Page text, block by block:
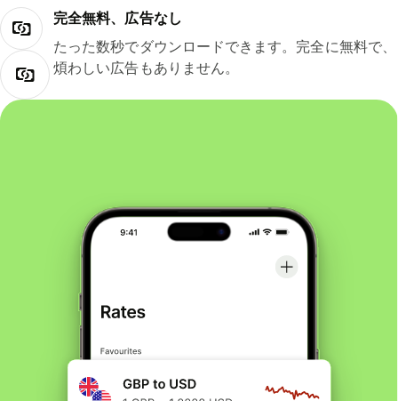
完全無料、広告なし
たった数秒でダウンロードできます。完全に無料で、
煩わしい広告もありません。